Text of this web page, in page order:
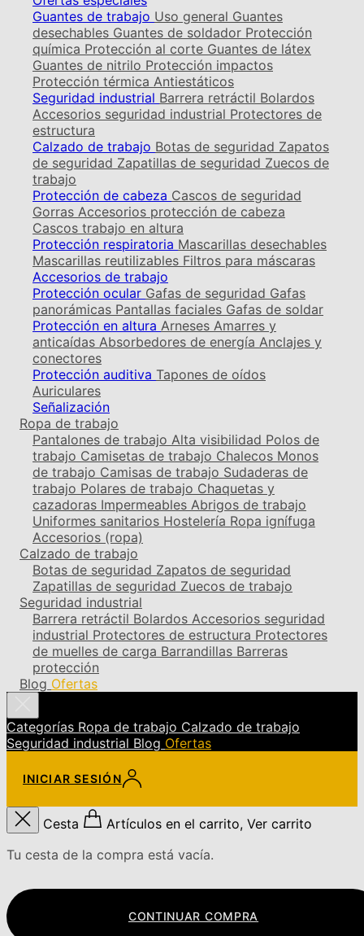
Guantes de trabajo Uso general Guantes
desechables Guantes de soldador Protección
química Protección al corte Guantes de látex
Guantes de nitrilo Protección impactos
Protección térmica Antiestáticos
Seguridad industrial Barrera retráctil Bolardos
Accesorios seguridad industrial Protectores de
estructura
Calzado de trabajo Botas de seguridad Zapatos
de seguridad Zapatillas de seguridad Zuecos de
trabajo
Protección de cabeza Cascos de seguridad
Gorras Accesorios protección de cabeza
Cascos trabajo en altura
Protección respiratoria Mascarillas desechables
Mascarillas reutilizables Filtros para máscaras
Accesorios de trabajo
Protección ocular Gafas de seguridad Gafas
panorámicas Pantallas faciales Gafas de soldar
Protección en altura Arneses Amarres y
anticaídas Absorbedores de energía Anclajes y
conectores
Protección auditiva Tapones de oídos
Auriculares
Señalización
Ropa de trabajo
Pantalones de trabajo Alta visibilidad Polos de
trabajo Camisetas de trabajo Chalecos Monos
de trabajo Camisas de trabajo Sudaderas de
trabajo Polares de trabajo Chaquetas y
cazadoras Impermeables Abrigos de trabajo
Uniformes sanitarios Hostelería Ropa ignífuga
Accesorios (ropa)
Calzado de trabajo
Botas de seguridad Zapatos de seguridad
Zapatillas de seguridad Zuecos de trabajo
Seguridad industrial
Barrera retráctil Bolardos Accesorios seguridad
industrial Protectores de estructura Protectores
de muelles de carga Barrandillas Barreras
protección
Blog Ofertas
Categorías Ropa de trabajo Calzado de trabajo
Seguridad industrial Blog Ofertas
INICIAR SESIÓN
Cesta
Artículos en el carrito, Ver carrito
Tu cesta de la compra está vacía.
CONTINUAR COMPRA